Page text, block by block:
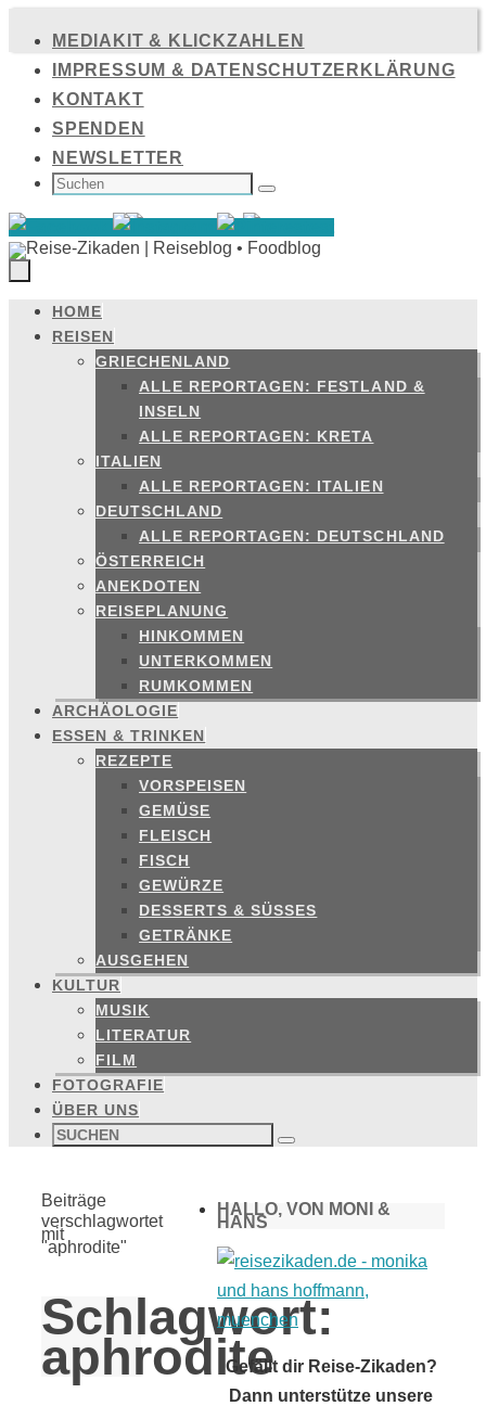
Inhalt
springen
MEDIAKIT & KLICKZAHLEN
IMPRESSUM & DATENSCHUTZERKLÄRUNG
KONTAKT
SPENDEN
NEWSLETTER
SUCHEN
NACH: Suchen
Zum
Inhalt
springen
HOME
REISEN
GRIECHENLAND
ALLE REPORTAGEN: FESTLAND &
INSELN
ALLE REPORTAGEN: KRETA
ITALIEN
ALLE REPORTAGEN: ITALIEN
DEUTSCHLAND
ALLE REPORTAGEN: DEUTSCHLAND
ÖSTERREICH
ANEKDOTEN
REISEPLANUNG
HINKOMMEN
UNTERKOMMEN
RUMKOMMEN
ARCHÄOLOGIE
ESSEN & TRINKEN
REZEPTE
VORSPEISEN
GEMÜSE
FLEISCH
FISCH
GEWÜRZE
DESSERTS & SÜSSES
GETRÄNKE
AUSGEHEN
KULTUR
MUSIK
LITERATUR
FILM
FOTOGRAFIE
ÜBER UNS
Suchen
nach: Suchen
Start
Beiträge
verschlagwortet
mit
"aphrodite"
Schlagwort:
aphrodite
HALLO, VON MONI &
HANS
Gefällt dir Reise-Zikaden?
Dann unterstütze unsere